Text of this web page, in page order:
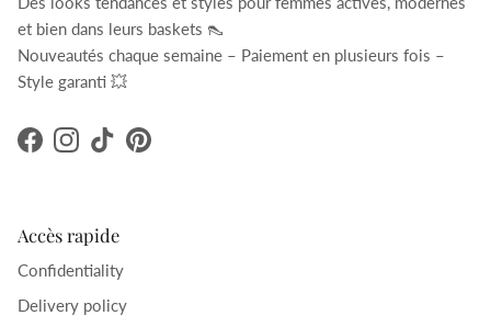
et bien dans leurs baskets 👠
Nouveautés chaque semaine – Paiement en plusieurs fois –
Style garanti 💥
FacebookInstagram
TikTokPinterest
Accès rapide
Confidentiality
Delivery policy